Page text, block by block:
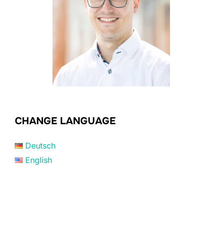
CHANGE LANGUAGE
Deutsch
English